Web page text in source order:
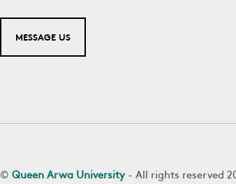
MESSAGE US
©Queen Arwa University - All rights reserved